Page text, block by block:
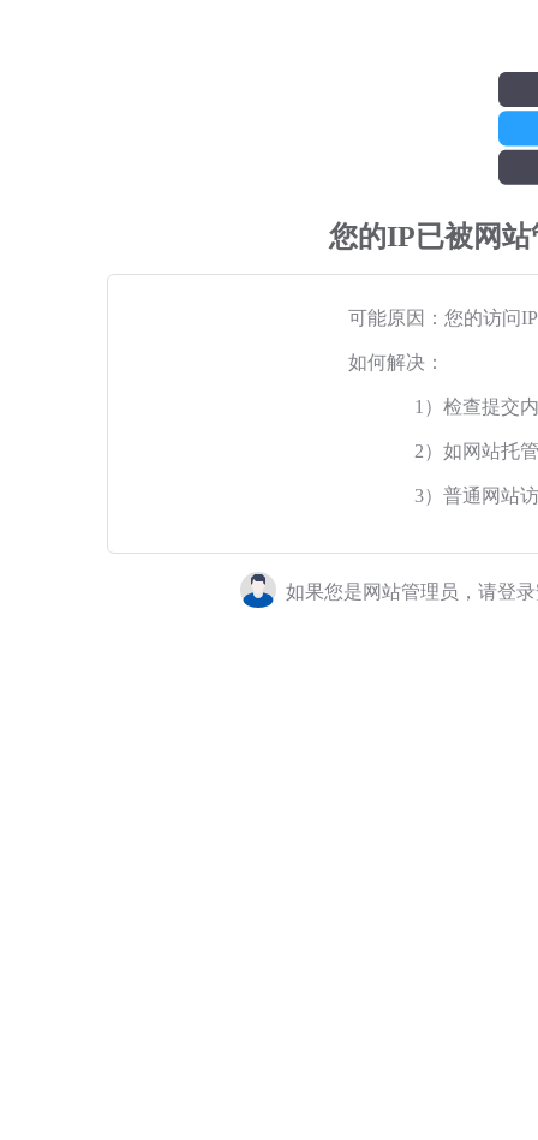
您的IP已被网
可能原因：您的访问
如何解决：
1）检查提交
2）如网站托
3）普通网站
如果您是网站管理员，请登